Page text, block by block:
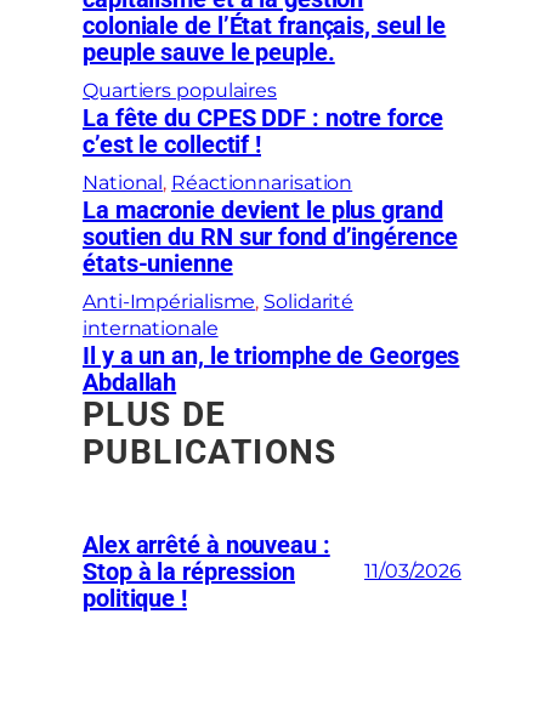
coloniale de l’État français, seul le
peuple sauve le peuple.
Quartiers populaires
La fête du CPES DDF : notre force
c’est le collectif !
National, Réactionnarisation
La macronie devient le plus grand
soutien du RN sur fond d’ingérence
états-unienne
Anti-Impérialisme, Solidarité
internationale
Il y a un an, le triomphe de Georges
Abdallah
PLUS DE
PUBLICATIONS
Alex arrêté à nouveau :
Stop à la répression
politique !
11/03/2026